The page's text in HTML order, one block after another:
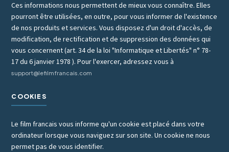
Ces informations nous permettent de mieux vous connaître. Elles
pourront être utilisées, en outre, pour vous informer de l'existence
de nos produits et services. Vous disposez d'un droit d'accès, de
modification, de rectification et de suppression des données qui
vous concernent (art. 34 de la loi "Informatique et Libertés" n° 78-
17 du 6 janvier 1978 ). Pour l'exercer, adressez vous à
support@lefilmfrancais.com
COOKIES
Le film francais vous informe qu'un cookie est placé dans votre
ordinateur lorsque vous naviguez sur son site. Un cookie ne nous
permet pas de vous identifier.